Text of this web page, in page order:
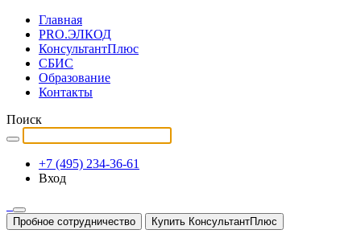
Главная
PRO.ЭЛКОД
КонсультантПлюс
СБИС
Образование
Контакты
Поиск
+7 (495) 234-36-61
Вход
Пробное сотрудничество Купить КонсультантПлюс